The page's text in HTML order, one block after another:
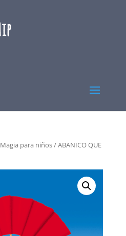
Magia para niños/ ABANICO QUE